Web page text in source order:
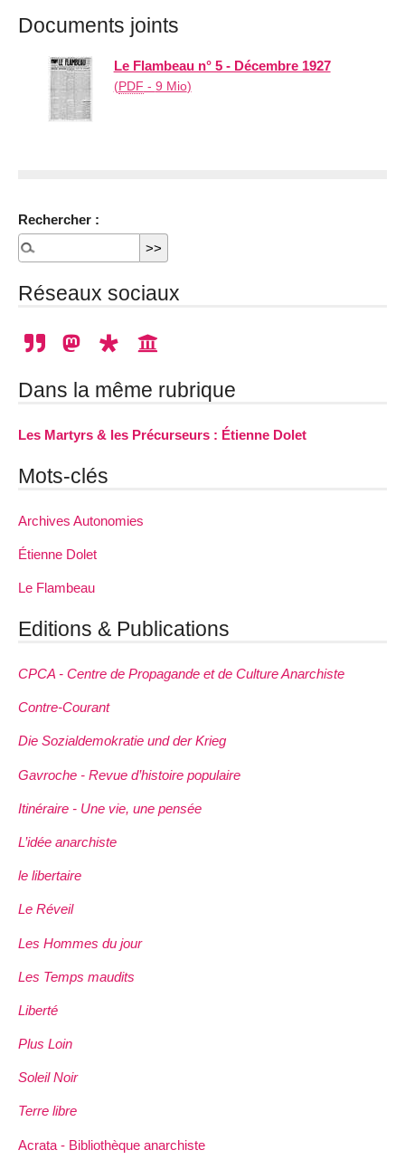
Documents joints
Le Flambeau n° 5 - Décembre 1927
(PDF - 9 Mio)
Rechercher :
Réseaux sociaux
Dans la même rubrique
Les Martyrs & les Précurseurs : Étienne Dolet
Mots-clés
Archives Autonomies
Étienne Dolet
Le Flambeau
Editions & Publications
CPCA - Centre de Propagande et de Culture Anarchiste
Contre-Courant
Die Sozialdemokratie und der Krieg
Gavroche - Revue d’histoire populaire
Itinéraire - Une vie, une pensée
L’idée anarchiste
le libertaire
Le Réveil
Les Hommes du jour
Les Temps maudits
Liberté
Plus Loin
Soleil Noir
Terre libre
Acrata - Bibliothèque anarchiste